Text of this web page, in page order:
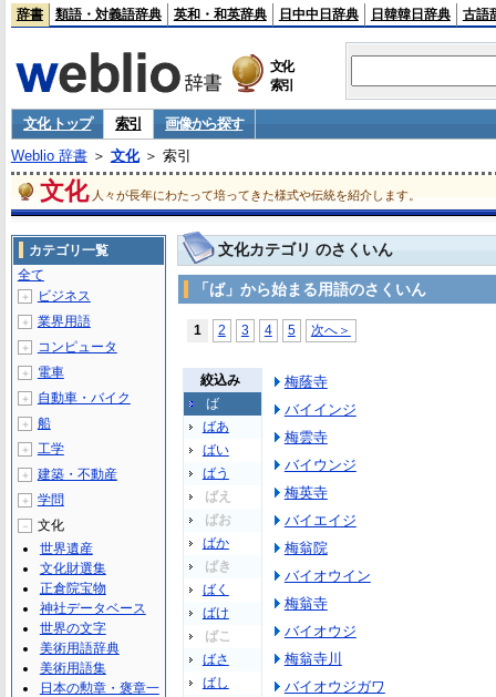
辞書 類語・対義語辞典 英和・和英辞典 日中中日辞典 日韓韓日辞典 古語
文化
索引
文化 トップ 索引
画像から探す
Weblio 辞書＞ 文化＞ 索引
文化 人々が長年にわたって培ってきた様式や伝統を紹介します。
文化カテゴリ のさくいん
「ば」から始まる用語のさくいん
1 2 3 4 5 次へ＞
絞込み
ば
ばあ
ばい
ばう
ばえ
ばお
ばか
ばき
ばく
ばけ
ばこ
ばさ
ばし
梅蔭寺
バイインジ
梅雲寺
バイウンジ
梅英寺
バイエイジ
梅翁院
バイオウイン
梅翁寺
バイオウジ
梅翁寺川
バイオウジガワ
カテゴリ一覧
全て
＋ ビジネス
＋ 業界用語
＋ コンピュータ
＋ 電車
＋ 自動車・バイク
＋ 船
＋ 工学
＋ 建築・不動産
＋ 学問
－
文化
世界遺産
文化財選集
正倉院宝物
神社データベース
世界の文字
美術用語辞典
美術用語集
日本の勲章・褒章一